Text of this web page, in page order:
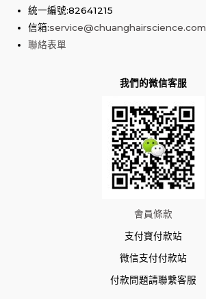
統一編號:82641215
信箱:service@chuanghairscience.com
聯絡表單
我們的微信客服
會員條款
支付寶付款站
微信支付付款站
付款問題請聯繫客服